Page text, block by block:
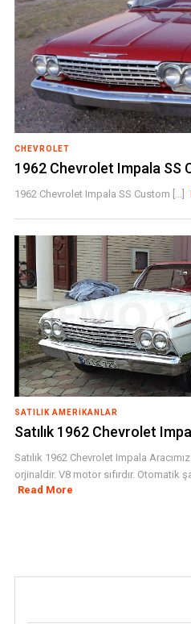
CHEVROLET
1962 Chevrolet Impala SS
1962 Chevrolet Impala SS Custom [...]
SATILIK AMERIKANLAR
Satılık 1962 Chevrolet
Satılık 1962 Chevrolet Impala
orjinaldir. V8 motor sıfırdır. Otomatik
Read More